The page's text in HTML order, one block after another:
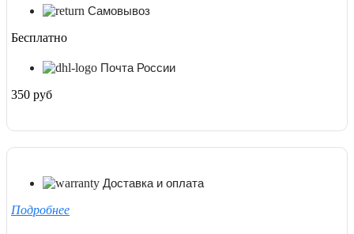
Самовывоз
Бесплатно
Почта России
350 руб
Доставка и оплата
Подробнее